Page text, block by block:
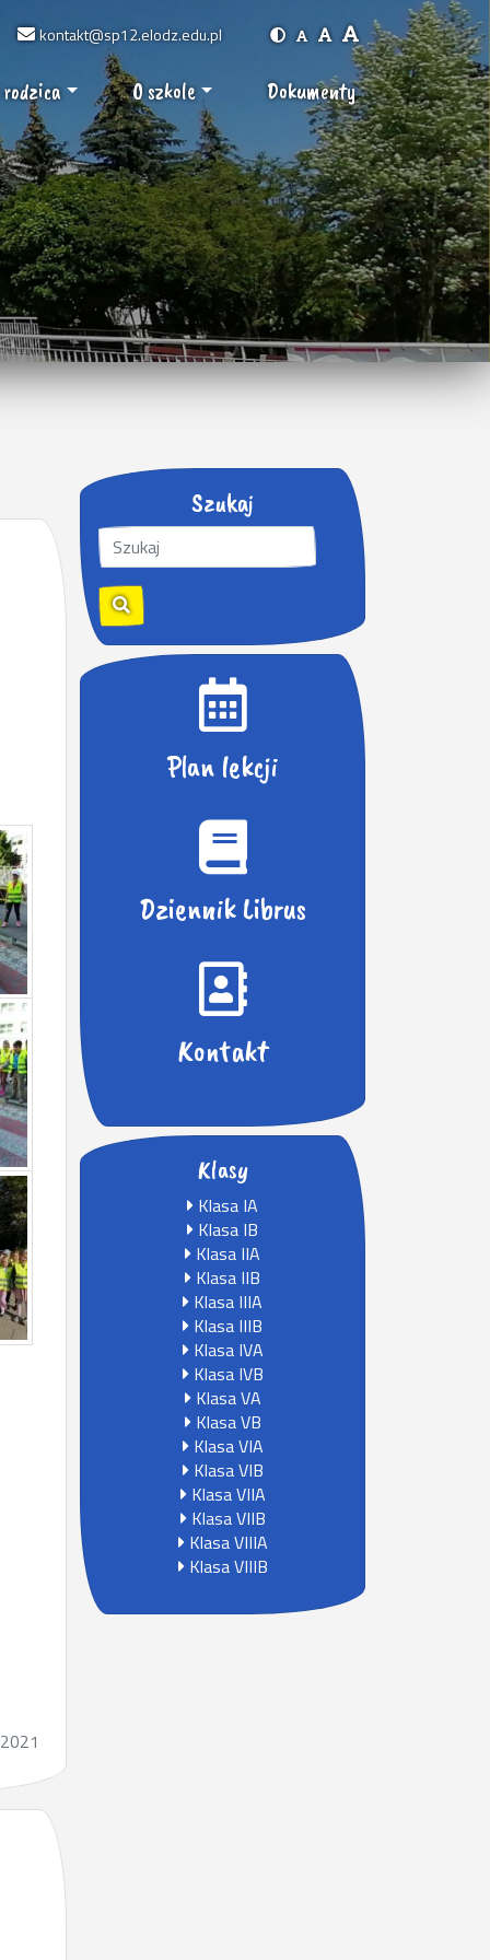
kontakt@sp12.elodz.edu.pl
O szkole Dokumenty
Szukaj
S
z
u
k
a
Plan lekcji
Dziennik Librus
Kontakt
Klasy
Klasa IA
Klasa IB
Klasa IIA
Klasa IIB
Klasa IIIA
Klasa IIIB
Klasa IVA
Klasa IVB
Klasa VA
Klasa VB
Klasa VIA
Klasa VIB
Klasa VIIA
Klasa VIIB
Klasa VIIIA
Klasa VIIIB